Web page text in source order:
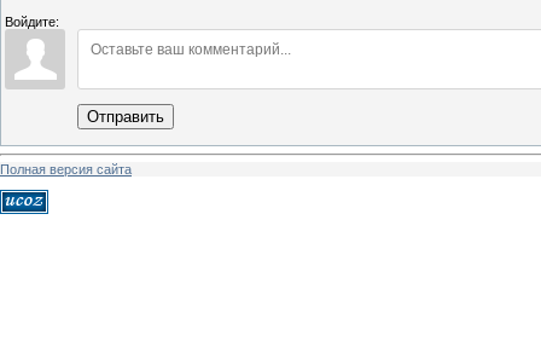
Войдите:
Отправить
Полная версия сайта